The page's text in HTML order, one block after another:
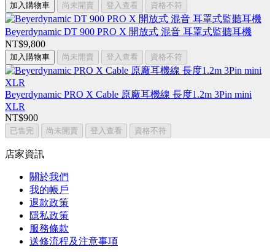
加入購物車 尚未開賣 登入查看 資格不符
Beyerdynamic DT 900 PRO X 開放式 混音 耳罩式監聽耳機
NT$9,800
加入購物車 尚未開賣 登入查看 資格不符
Beyerdynamic PRO X Cable 原廠耳機線 長度1.2m 3Pin mini
XLR
NT$900
已售完 尚未開賣 登入查看 資格不符
店家資訊
關於我們
我的帳戶
退款政策
隱私政策
服務條款
送修流程及注意事項